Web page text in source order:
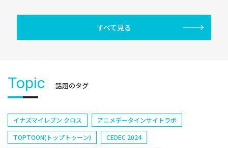
すべて見る
Topic 話題のタグ
イナズマイレブン クロス
アニメデータインサイトラボ
TOPTOON(トップトゥーン)
CEDEC 2024